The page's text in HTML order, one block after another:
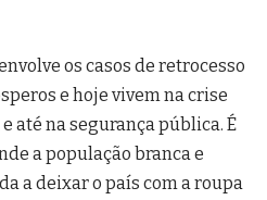
os casos de retrocesso
e hoje vivem na crise
até na segurança pública. É
a população branca e
a deixar o país com a roupa